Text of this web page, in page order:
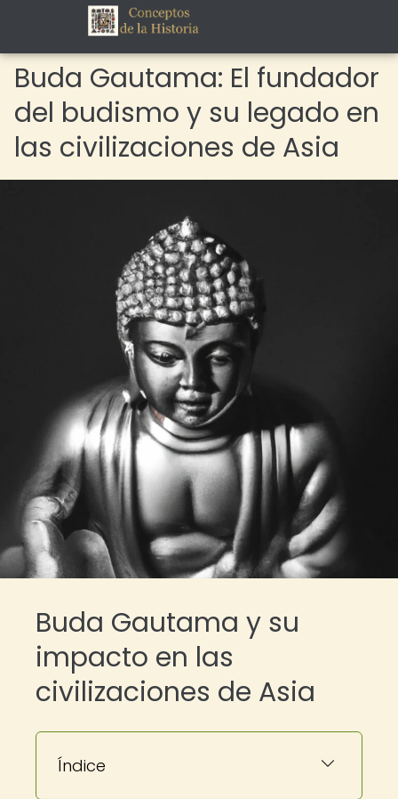
Buda Gautama: El fundador
del budismo y su legado en
las civilizaciones de Asia
Buda Gautama y su
impacto en las
civilizaciones de Asia
Índice